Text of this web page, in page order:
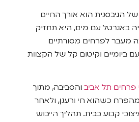
הגיבסנית הוא אורך החיים
באגרטל עם מים, היא תחזיק
מעבר לפרחים מסורתיים
ביומיים וקיטום קל של הקצוות
פרחים תל אביב והסביבה, מתוך
כשהוא חי ורענן, ולאחר
קבוע בבית. תהליך הייבוש